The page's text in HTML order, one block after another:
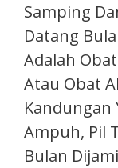
Samping
Datang
Adalah
Atau Obat
Kandungan
Ampuh, Pil
Bulan